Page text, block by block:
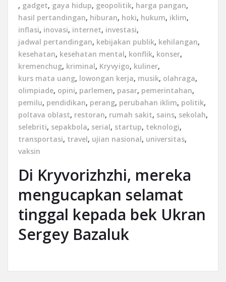
, gadget, gaya hidup, geopolitik, harga pangan,
hasil pertandingan, hiburan, hoki, hukum, iklim,
inflasi, inovasi, internet, investasi,
jadwal pertandingan, kebijakan publik, kehilangan,
kesehatan, kesehatan mental, konflik, konser,
kremenchug, kriminal, Kryvyigo, kuliner,
kurs mata uang, lowongan kerja, musik, olahraga,
olimpiade, opini, parlemen, pasar, pemerintahan,
pemilu, pendidikan, perang, perubahan iklim, politik,
poltava oblast, restoran, rumah sakit, sains, sekolah,
selebriti, sepakbola, serial, startup, teknologi,
transportasi, travel, ujian nasional, universitas,
vaksin
Di Kryvorizhzhi, mereka
mengucapkan selamat
tinggal kepada bek Ukran
Sergey Bazaluk